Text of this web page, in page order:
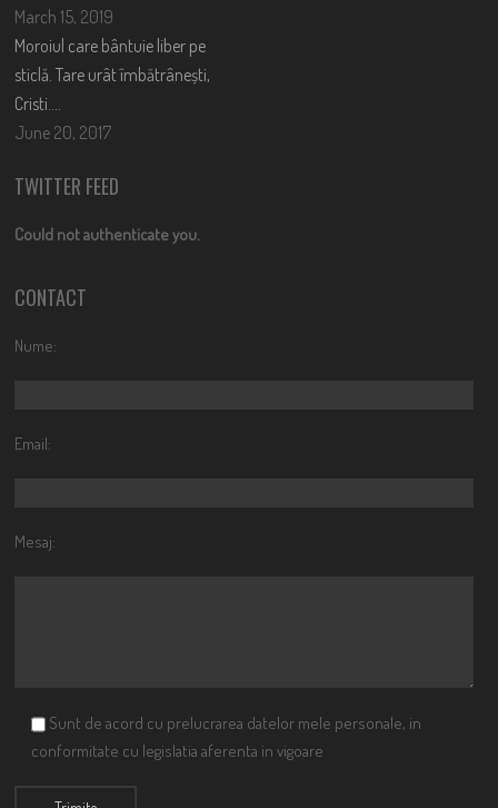
March 15, 2019
Moroiul care bântuie liber pe
sticlă. Tare urât îmbătrânești,
Cristi….
June 20, 2017
TWITTER FEED
Could not authenticate you.
CONTACT
Nume:
Email:
Mesaj:
Sunt de acord cu prelucrarea datelor mele personale, in
conformitate cu legislatia aferenta in vigoare